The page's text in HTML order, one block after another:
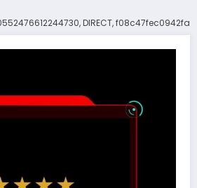
DIRECT, f08c47fec0942fa